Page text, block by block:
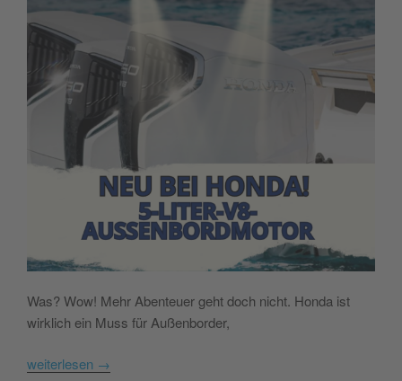
Was? Wow! Mehr Abenteuer geht doch nicht. Honda ist
wirklich ein Muss für Außenborder,
weiterlesen →